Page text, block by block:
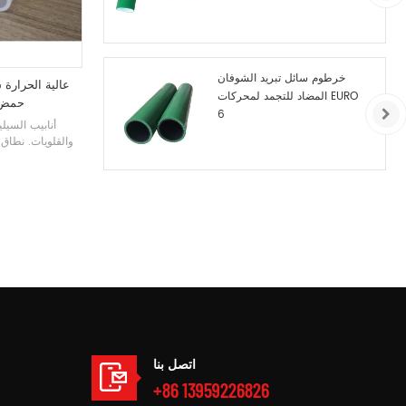
عالية
حمض
أنابيب
والقلويات.
خرطوم سائل تبريد الشوفان
المضاد للتجمد لمحركات EURO
6
اتصل بنا
+86 13959226826